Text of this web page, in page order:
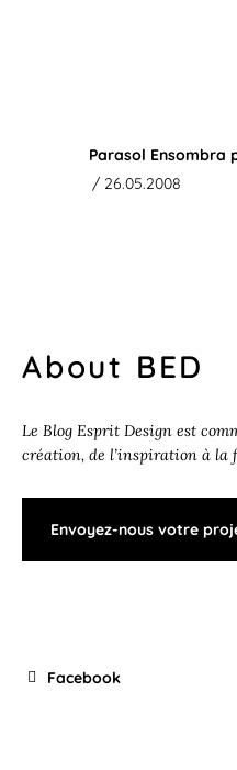
Parasol Ensombra
/ 26.05.2008
About BED
Le Blog Esprit Design est
création, de l’inspiration à la
Envoyez-nous votre
Facebook